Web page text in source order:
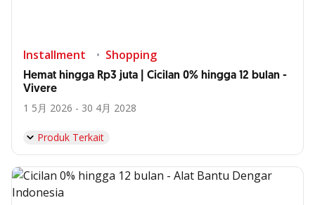
Installment Shopping
Hemat hingga Rp3 juta | Cicilan 0% hingga 12 bulan -
Vivere
1 5月 2026 - 30 4月 2028
Produk Terkait